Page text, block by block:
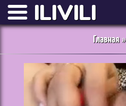
ILIVILI
Главная»